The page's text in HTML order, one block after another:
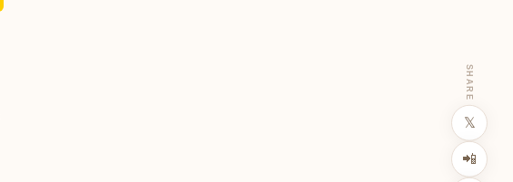
SHARE
𝕏
📲